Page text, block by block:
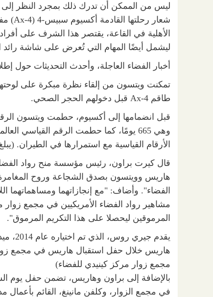
ليس من الممكن أن تدرك ذلك بمجرد النظر إلى
الأهلية في القاعة، يقتصر هذا الشرف على
ليشمل أيضًا المهام التي تُعرض على شاشة رائد
أخبار الفضاء العاجلة، وأحدث التحديثات حول
تمكنت ويتسون من إلقاء نظرة مبكرة على لوحتها
طاقم Ax-4 قبل دخولهم الحجر الصحي.
قبل انضمامها إلى أكسيوم، حطمت ويتسون
وهي 665 يومًا، كما حطمت الرقم
الأرقام القياسية مع استمرارها في الطيران. (يبلغ
قال كيرت براون، رئيس مؤسسة منح رواد
هاريس وويتسون بصدق الشجاعة وروح
الفضاء". وأضاف: "مع إنجازاتهما ومساهماتهما
مشاهير رواد الفضاء الأمريكيين في مجمع
المرموقين ليحصلا على هذا التكريم المرموق".
هاريس خلال حفل استقبال هاريس في مجمع زوار مركز
مجمع زوار مركز كينيدي للفضاء)
بالإضافة إلى براون وهاريس، تضمن حفل يوم
في مجمع الزوار، وكلفن مانينغ، القائم